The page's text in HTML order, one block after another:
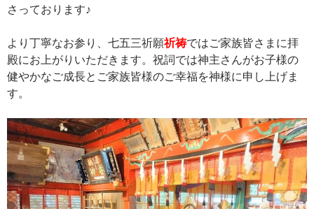
さっております♪
より丁寧なお参り、七五三祈願祈祷ではご家族皆さまに拝
殿にお上がりいただきます。祝詞では神主さんがお子様の
健やかなご成長とご家族皆様のご幸福を神様に申し上げま
す。